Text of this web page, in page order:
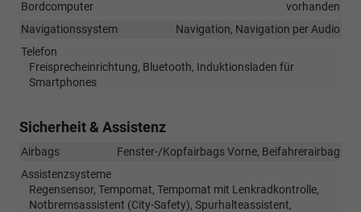
Bordcomputer
vorhanden
Navigationssystem
Navigation, Navigation per Audio
Telefon
Freisprecheinrichtung, Bluetooth, Induktionsladen für
Smartphones
Sicherheit & Assistenz
Airbags
Fenster-/Kopfairbags Vorne, Beifahrerairbag
Assistenzsysteme
Regensensor, Tempomat, Tempomat mit Lenkradkontrolle,
Notbremsassistent (City-Safety), Spurhalteassistent,